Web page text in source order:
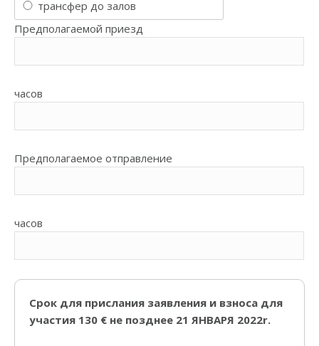
трансфер до залов
Предполагаемой приезд
часов
Предполагаемоe oтправлeние
часов
Срок для прислания заявления и взносa для
участия 130 € не позднее 21 ЯНВАРЯ 2022r.